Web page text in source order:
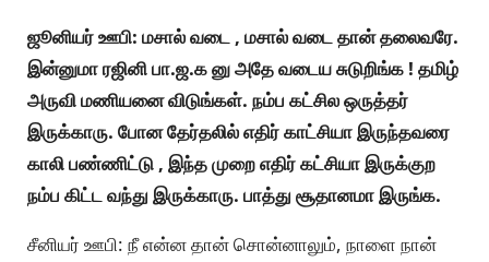
ஜூனியர் ஊபி: மசால் வடை , மசால் வடை தான் தலைவரே.
இன்னுமா ரஜினி பா.ஜ.க னு அதே வடைய சுடுறிங்க ! தமிழ்
அருவி மணியனை விடுங்கள். நம்ப கட்சில ஒருத்தர்
இருக்காரு. போன தேர்தலில் எதிர் காட்சியா இருந்தவரை
காலி பண்ணிட்டு , இந்த முறை எதிர் கட்சியா இருக்குற
நம்ப கிட்ட வந்து இருக்காரு. பாத்து சூதானமா இருங்க.
சீனியர் ஊபி: நீ என்ன தான் சொன்னாலும், நாளை நான்